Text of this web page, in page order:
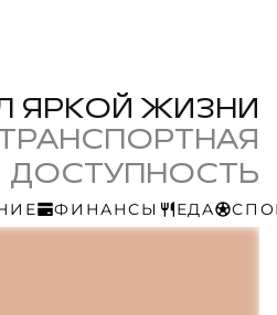
ЯРКОЙ ЖИЗНИ
ДОСТУПНОСТЬ
ФИНАНСЫ ЕДА